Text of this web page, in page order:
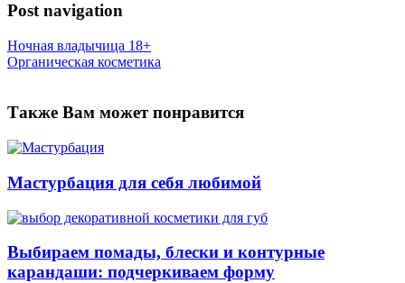
Post navigation
Ночная владычица 18+
Органическая косметика
Также Вам может понравится
Мастурбация для себя любимой
Выбираем помады, блески и контурные
карандаши: подчеркиваем форму